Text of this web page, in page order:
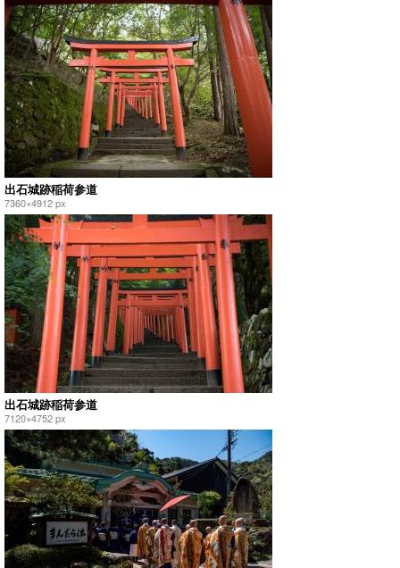
出石城跡稲荷参道
7360×4912 px
出石城跡稲荷参道
7120×4752 px